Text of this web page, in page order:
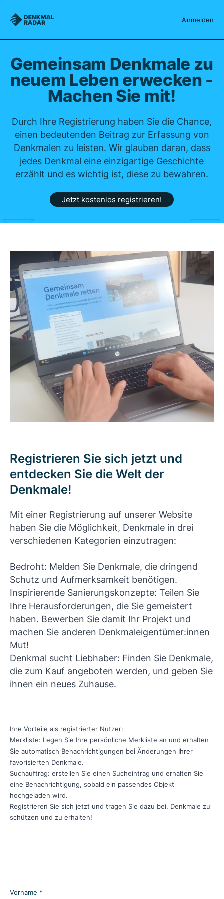
Denkmalradar Anmelden
Gemeinsam Denkmale zu
neuem Leben erwecken -
Machen Sie mit!
Durch Ihre Registrierung haben Sie die Chance,
einen bedeutenden Beitrag zur Erfassung von
Denkmalen zu leisten. Wir glauben daran, dass
jedes Denkmal eine einzigartige Geschichte
erzählt und es wichtig ist, diese zu bewahren.
Jetzt kostenlos registrieren!
Registrieren Sie sich jetzt und
entdecken Sie die Welt der
Denkmale!
Mit einer Registrierung auf unserer Website
haben Sie die Möglichkeit, Denkmale in drei
verschiedenen Kategorien einzutragen:
Bedroht: Melden Sie Denkmale, die dringend
Schutz und Aufmerksamkeit benötigen.
Inspirierende Sanierungskonzepte: Teilen Sie
Ihre Herausforderungen, die Sie gemeistert
haben. Bewerben Sie damit Ihr Projekt und
machen Sie anderen Denkmaleigentümer:innen
Mut!
Denkmal sucht Liebhaber: Finden Sie Denkmale,
die zum Kauf angeboten werden, und geben Sie
ihnen ein neues Zuhause.
Ihre Vorteile als registrierter Nutzer:
Merkliste: Legen Sie Ihre persönliche Merkliste an und erhalten
Sie automatisch Benachrichtigungen bei Änderungen Ihrer
favorisierten Denkmale.
Suchauftrag: erstellen Sie einen Sucheintrag und erhalten Sie
eine Benachrichtigung, sobald ein passendes Objekt
hochgeladen wird.
Registrieren Sie sich jetzt und tragen Sie dazu bei, Denkmale zu
schützen und zu erhalten!
Vorname *